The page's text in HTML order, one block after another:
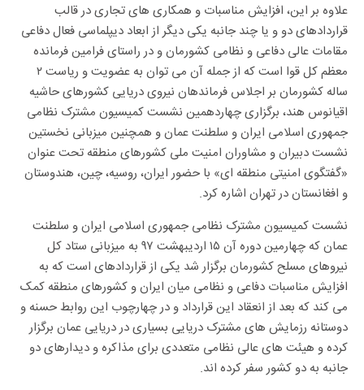
علاوه بر این، افزایش مناسبات و همکاری های تجاری در قالب
قراردادهای دو و یا چند جانبه یکی دیگر از ابعاد دیپلماسی فعال دفاعی
مقامات عالی دفاعی و نظامی کشورمان و در راستای فرامین فرمانده
معظم کل قوا است که از جمله آن می توان به عضویت و ریاست ۲
ساله کشورمان بر اجلاس فرماندهان نیروی دریایی کشورهای حاشیه
اقیانوس هند، برگزاری چهاردهمین نشست کمیسیون مشترک نظامی
جمهوری اسلامی ایران و سلطنت عمان و همچنین میزبانی نخستین
نشست دبیران و مشاوران امنیت ملی کشورهای منطقه تحت عنوان
«گفتگوی امنیتی منطقه ای» با حضور ایران، روسیه، چین، هندوستان
و افغانستان در تهران اشاره کرد.
نشست کمیسیون مشترک نظامی جمهوری اسلامی ایران و سلطنت
عمان که چهارمین دوره آن ۱۵ اردیبهشت ۹۷ به میزبانی ستاد کل
نیروهای مسلح کشورمان برگزار شد یکی از قراردادهای است که به
افزایش مناسبات دفاعی و نظامی میان ایران و کشورهای منطقه کمک
می کند که بعد از انعقاد این قرارداد و در چهارچوب این روابط حسنه و
دوستانه رزمایش های مشترک دریایی بسیاری در دریایی عمان برگزار
کرده و هیئت های عالی نظامی متعددی برای مذاکره و دیدارهای دو
جانبه به دو کشور سفر کرده اند.